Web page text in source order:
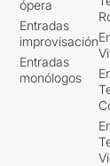
ópera
Entradas
improvisación
Entradas
monólogos